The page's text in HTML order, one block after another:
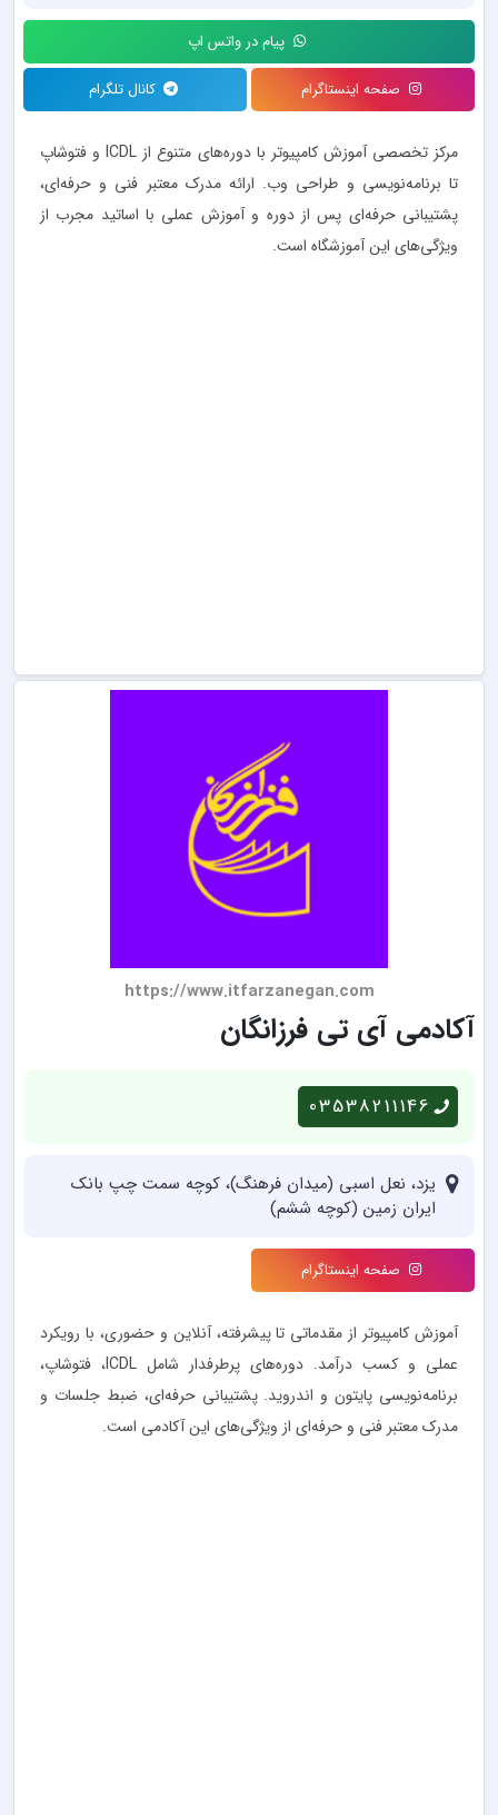
پیام در واتس اپ
صفحه اینستاگرام کانال تلگرام
مرکز تخصصی آموزش کامپیوتر با دوره‌های متنوع از ICDL و فتوشاپ
تا برنامه‌نویسی و طراحی وب. ارائه مدرک معتبر فنی و حرفه‌ای،
پشتیبانی حرفه‌ای پس از دوره و آموزش عملی با اساتید مجرب از
ویژگی‌های این آموزشگاه است.
https://www.itfarzanegan.com
آکادمی آی تی فرزانگان
03538211146
یزد، نعل اسبی (میدان فرهنگ)، کوچه سمت چپ بانک
ایران زمین (کوچه ششم)
صفحه اینستاگرام
آموزش کامپیوتر از مقدماتی تا پیشرفته، آنلاین و حضوری، با رویکرد
عملی و کسب درآمد. دوره‌های پرطرفدار شامل ICDL، فتوشاپ،
برنامه‌نویسی پایتون و اندروید. پشتیبانی حرفه‌ای، ضبط جلسات و
مدرک معتبر فنی و حرفه‌ای از ویژگی‌های این آکادمی است.